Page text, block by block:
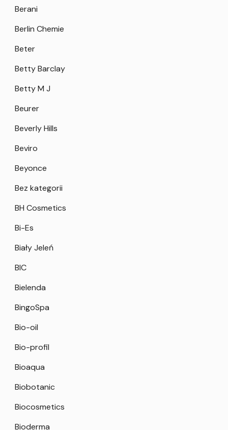
Berani
Berlin Chemie
Beter
Betty Barclay
Betty M J
Beurer
Beverly Hills
Beviro
Beyonce
Bez kategorii
BH Cosmetics
Bi-Es
Biały Jeleń
BIC
Bielenda
BingoSpa
Bio-oil
Bio-profil
Bioaqua
Biobotanic
Biocosmetics
Bioderma